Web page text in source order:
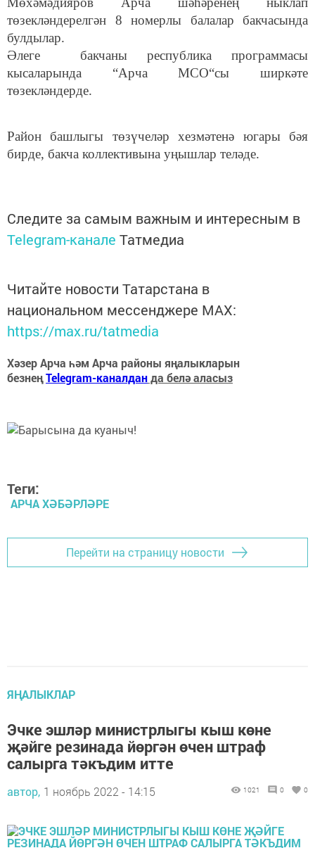
төзекләндерелгән 8 номерлы балалар бакчасында
булдылар.
Әлеге бакчаны республика программасы
кысаларында “Арча МСО“сы ширкәте
төзекләндерде.
Район башлыгы төзүчеләр хезмәтенә югары бәя
бирде, бакча коллективына уңышлар теләде.
Следите за самым важным и интересным в
Telegram-канале Татмедиа
Читайте новости Татарстана в
национальном мессенджере MАХ:
https://max.ru/tatmedia
Хәзер Арча һәм Арча районы яңалыкларын
безнеңTelegram-каналданда белә аласыз
Теги:
АРЧА ХӘБӘРЛӘРЕ
Перейти на страницу новости
ЯҢАЛЫКЛАР
Эчке эшләр министрлыгы кыш көне
җәйге резинада йөргән өчен штраф
салырга тәкъдим итте
автор, 1 ноябрь 2022 - 14:15 1021 0 0